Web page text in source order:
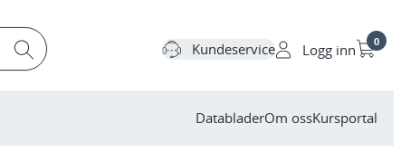
Kundeservice Logg inn 0
DatabladerOm ossKursportal